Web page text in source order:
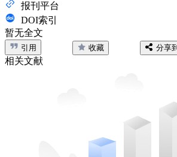
报刊平台
DOI索引
暂无全文
引用 收藏 分享到
相关文献